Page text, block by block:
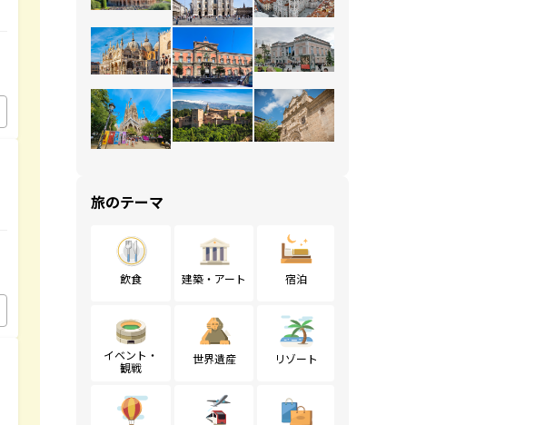
旅のテーマ
飲食 建築・アート 宿泊
イベント・
観戦
世界遺産 リゾート